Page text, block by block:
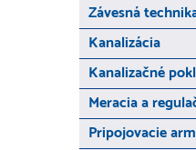
Závesná
Kanalizácia
Kanalizačné
Meracia a
Pripojovacie